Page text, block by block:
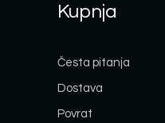
Kupnja
Česta pitanja
Dostava
Povrat